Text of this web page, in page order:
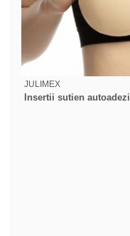
JULIMEX
Insertii sutien